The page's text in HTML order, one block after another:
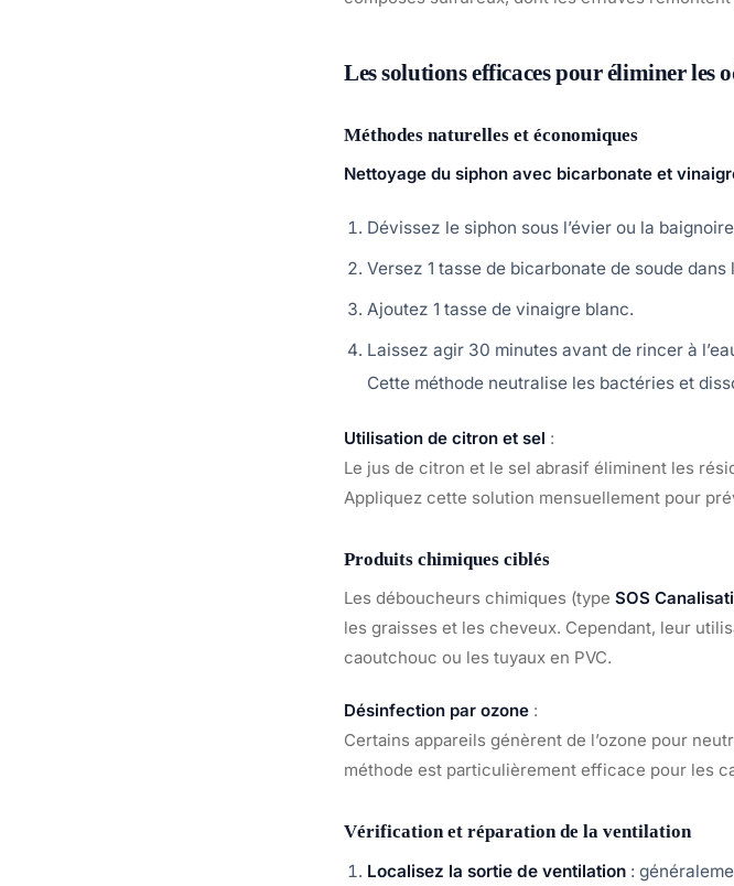
Les solutions efficaces pour éliminer les
Méthodes naturelles et économiques
Nettoyage du siphon avec bicarbonate et
Dévissez le siphon sous l’évier ou la
Versez 1 tasse de bicarbonate de soude dans
Ajoutez 1 tasse de vinaigre blanc.
Laissez agir 30 minutes avant de rincer à
Cette méthode neutralise les bactéries et
Utilisation de citron et sel :
Le jus de citron et le sel abrasif éliminent les
Appliquez cette solution mensuellement pour
Produits chimiques ciblés
Les déboucheurs chimiques (type SOS
les graisses et les cheveux. Cependant, leur
caoutchouc ou les tuyaux en PVC.
Désinfection par ozone :
Certains appareils génèrent de l’ozone pour
méthode est particulièrement efficace pour les
Vérification et réparation de la ventilation
Localisez la sortie de ventilation :